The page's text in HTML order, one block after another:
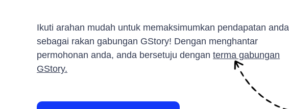
Ikuti arahan mudah untuk memaksimumkan pendapatan anda
sebagai rakan gabungan GStory! Dengan menghantar
permohonan anda, anda bersetuju dengan terma gabungan
GStory.